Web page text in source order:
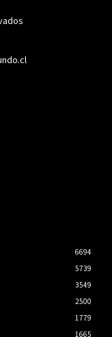
6694
5739
3549
2500
1779
1665